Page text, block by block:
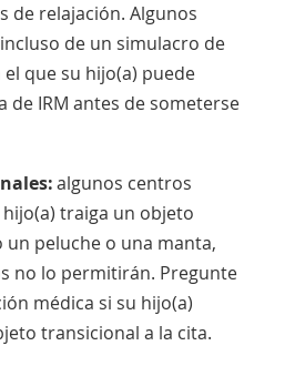
de relajación. Algunos
de un simulacro de
el que su hijo(a) puede
de IRM antes de someterse
algunos centros
traiga un objeto
peluche o una manta,
no lo permitirán. Pregunte
médica si su hijo(a)
transicional a la cita.